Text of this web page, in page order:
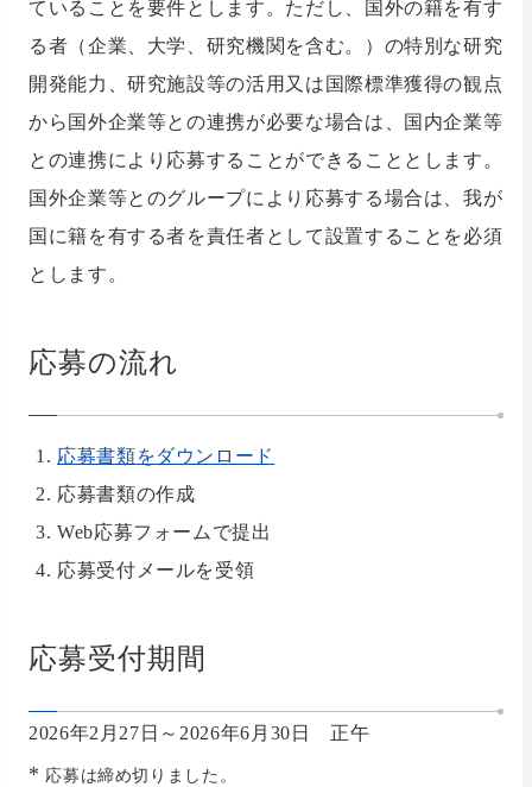
ていることを要件とします。ただし、国外の籍を有す
る者（企業、大学、研究機関を含む。）の特別な研究
開発能力、研究施設等の活用又は国際標準獲得の観点
から国外企業等との連携が必要な場合は、国内企業等
との連携により応募することができることとします。
国外企業等とのグループにより応募する場合は、我が
国に籍を有する者を責任者として設置することを必須
とします。
応募の流れ
応募書類をダウンロード
応募書類の作成
Web応募フォームで提出
応募受付メールを受領
応募受付期間
2026年2月27日～2026年6月30日 正午
* 応募は締め切りました。